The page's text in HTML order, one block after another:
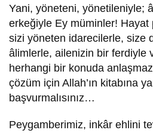
Yani, yöneteni, yönetileniyle;
erkeğiyle Ey müminler! Hayat
sizi yöneten idarecilerle, size
âlimlerle, ailenizin bir ferdiyle
herhangi bir konuda
çözüm için Allah’ın kitabına
başvurmalısınız…
Peygamberimiz, inkâr ehlini